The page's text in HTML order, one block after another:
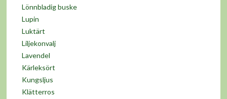
Lönnbladig buske
Lupin
Luktärt
Liljekonvalj
Lavendel
Kärleksört
Kungsljus
Klätterros